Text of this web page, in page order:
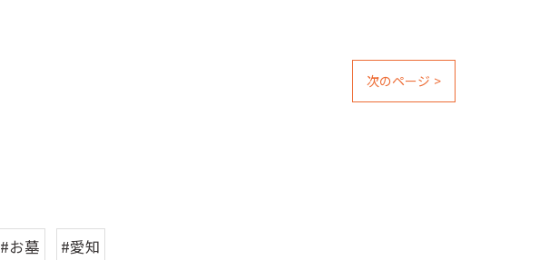
次のページ >
#お墓 #愛知